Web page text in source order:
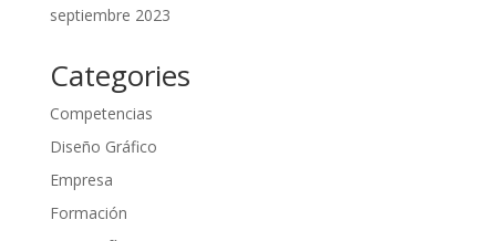
septiembre 2023
Categories
Competencias
Diseño Gráfico
Empresa
Formación